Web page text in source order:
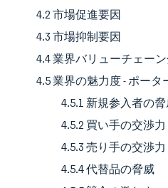
4.2 市場促進要因
4.3 市場抑制要因
4.4 業界バリューチェー
4.5 業界の魅力度 - ポー
4.5.1 新規参入者の
4.5.2 買い手の交渉力
4.5.3 売り手の交渉力
4.5.4 代替品の脅威